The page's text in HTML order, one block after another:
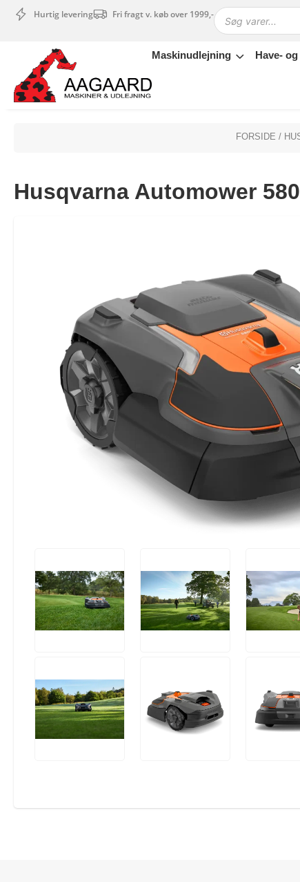
Hurtig levering Fri fragt v. køb over 1999,-
Maskinudlejning Have-
Maskinudlejning
Have- og parkmaskiner
Sikkerhed og tilbehør
Outlet
Tips og tricks
FORSIDE /
Husqvarna Automower